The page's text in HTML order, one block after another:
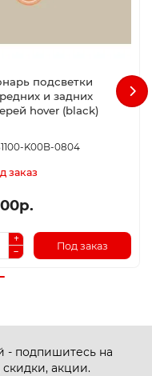
подсветки
и задних
hover (black)
K00B-0804
заказ
Под заказ
- подпишитесь на
акции.